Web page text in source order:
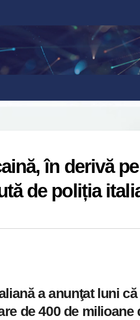
în derivă
de poliția
a anunţat luni
de 400 de